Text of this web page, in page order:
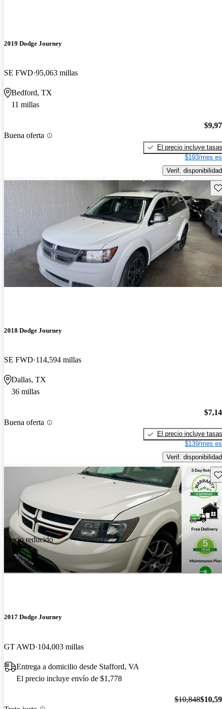
2019 Dodge Journey
SE FWD 95,063 millas
Bedford, TX
11 millas
Buena oferta
El precio incluye tasas
$193/mes
Verif. disponibilidad
2018 Dodge Journey
SE FWD 114,594 millas
Dallas, TX
36 millas
Buena oferta
El precio incluye tasas
$139/mes
Verif. disponibilidad
Precio reducido
-$250
2017 Dodge Journey
GT AWD 104,003 millas
Entrega a domicilio desde Stafford, VA
El precio incluye envío de $1,778
$10,848